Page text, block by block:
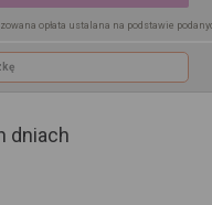
opłata ustalana na podstawie
dniach